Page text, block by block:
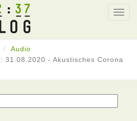
37
Audio
31.08.2020 - Akustisches Corona